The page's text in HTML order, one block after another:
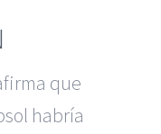
que
habría